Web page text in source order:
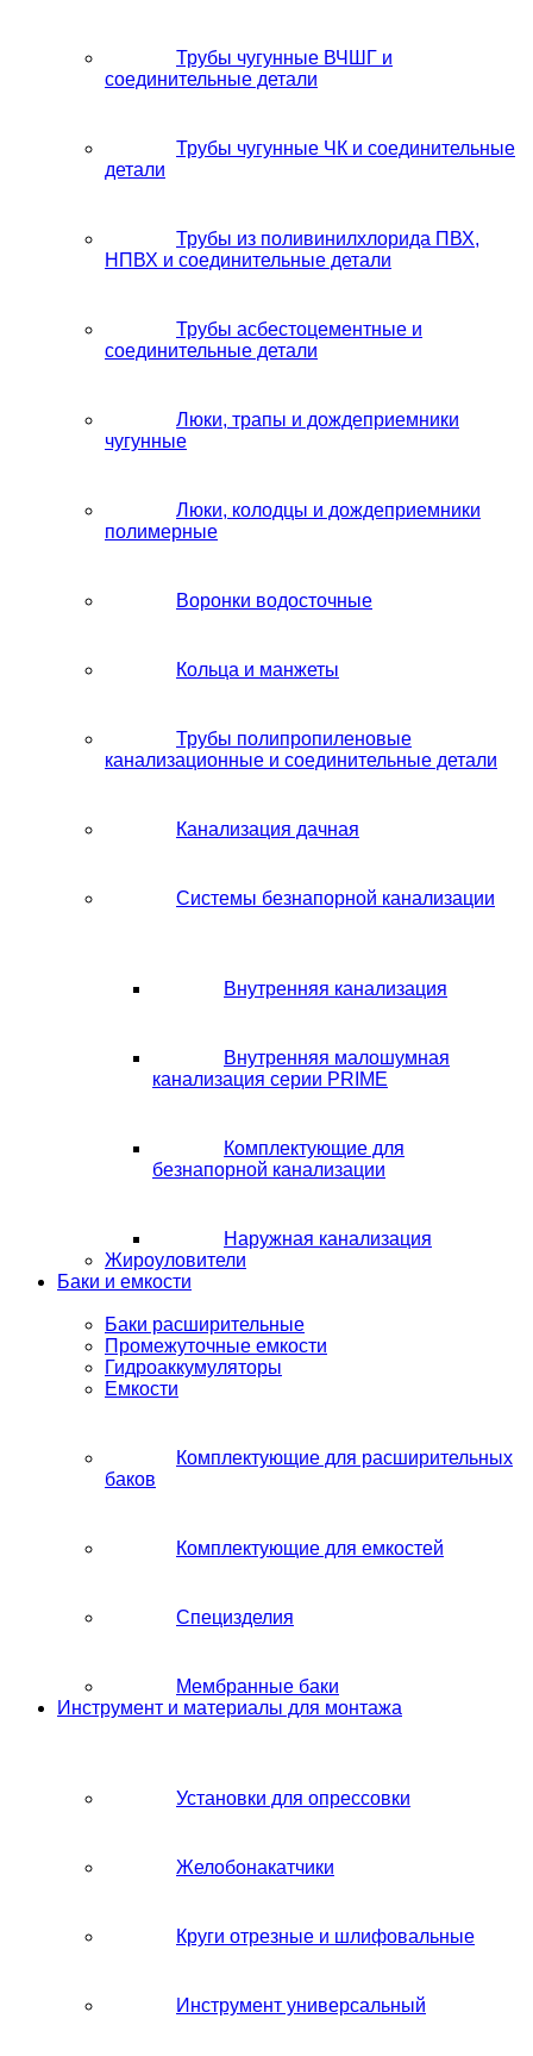
Трубы чугунные ВЧШГ и
соединительные детали
Трубы чугунные ЧК и соединительные
детали
Трубы из поливинилхлорида ПВХ,
НПВХ и соединительные детали
Трубы асбестоцементные и
соединительные детали
Люки, трапы и дождеприемники
чугунные
Люки, колодцы и дождеприемники
полимерные
Воронки водосточные
Кольца и манжеты
Трубы полипропиленовые
канализационные и соединительные детали
Канализация дачная
Системы безнапорной канализации
Внутренняя канализация
Внутренняя малошумная
канализация серии PRIME
Комплектующие для
безнапорной канализации
Наружная канализация
Жироуловители
Баки и емкости
Баки расширительные
Промежуточные емкости
Гидроаккумуляторы
Емкости
Комплектующие для расширительных
баков
Комплектующие для емкостей
Специзделия
Мембранные баки
Инструмент и материалы для монтажа
Установки для опрессовки
Желобонакатчики
Круги отрезные и шлифовальные
Инструмент универсальный